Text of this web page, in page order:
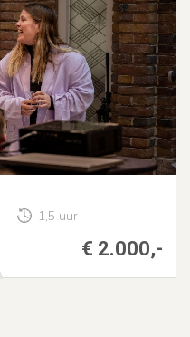
1,5 uur
€ 2.000,-